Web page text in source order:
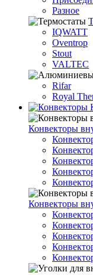
Разное
IQWATT
Oventrop
Stout
VALTEC
Rifar
Royal
Конвекторы
Конвекторы